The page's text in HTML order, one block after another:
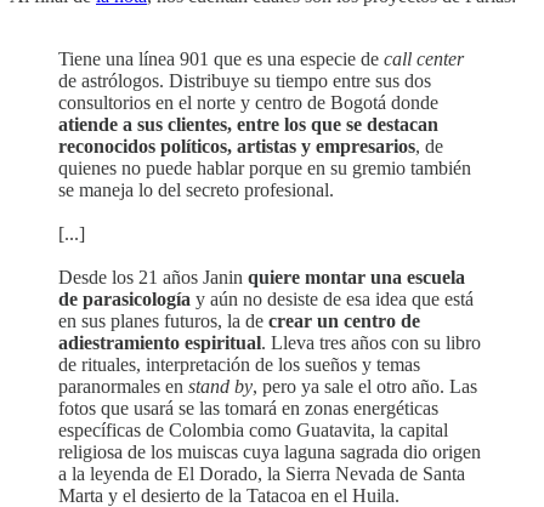
Tiene una línea 901 que es una especie de call center
de astrólogos. Distribuye su tiempo entre sus dos
consultorios en el norte y centro de Bogotá donde
atiende a sus clientes, entre los que se destacan
reconocidos políticos, artistas y empresarios, de
quienes no puede hablar porque en su gremio también
se maneja lo del secreto profesional.
[...]
Desde los 21 años Janin quiere montar una escuela
de parasicología y aún no desiste de esa idea que está
en sus planes futuros, la de crear un centro de
adiestramiento espiritual. Lleva tres años con su libro
de rituales, interpretación de los sueños y temas
paranormales en stand by, pero ya sale el otro año. Las
fotos que usará se las tomará en zonas energéticas
específicas de Colombia como Guatavita, la capital
religiosa de los muiscas cuya laguna sagrada dio origen
a la leyenda de El Dorado, la Sierra Nevada de Santa
Marta y el desierto de la Tatacoa en el Huila.